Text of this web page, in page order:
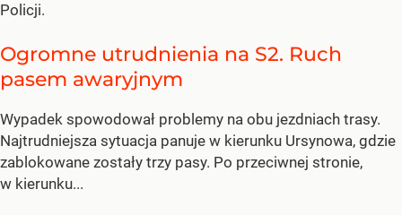
Policji.
Ogromne utrudnienia na S2. Ruch
pasem awaryjnym
Wypadek spowodował problemy na obu jezdniach trasy.
Najtrudniejsza sytuacja panuje w kierunku Ursynowa, gdzie
zablokowane zostały trzy pasy. Po przeciwnej stronie,
w kierunku...